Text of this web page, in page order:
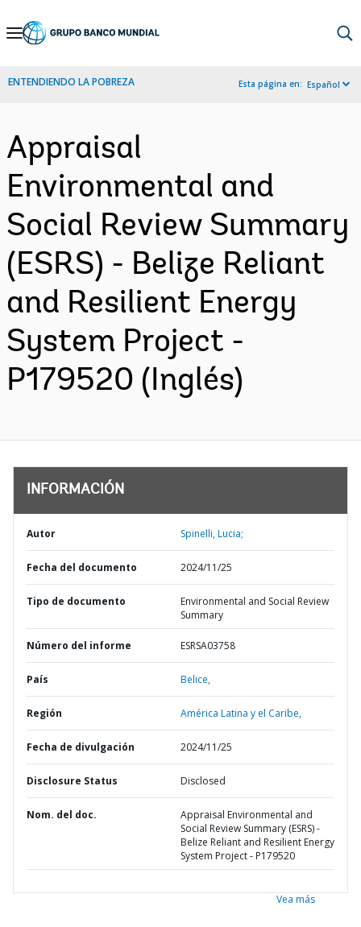
Skip
Navigation
ENTENDIENDO LA POBREZA Esta página en: Español
Appraisal
Environmental and
Social Review Summary
(ESRS) - Belize Reliant
and Resilient Energy
System Project -
P179520 (Inglés)
INFORMACIÓN
Autor Spinelli, Lucia;
Fecha del documento 2024/11/25
Tipo de documento
Environmental and Social Review
Summary
Número del informe ESRSA03758
País Belice,
Región América Latina y el Caribe,
Fecha de divulgación 2024/11/25
Disclosure Status Disclosed
Nom. del doc.
Appraisal Environmental and
Social Review Summary (ESRS) -
Belize Reliant and Resilient Energy
System Project - P179520
Vea más